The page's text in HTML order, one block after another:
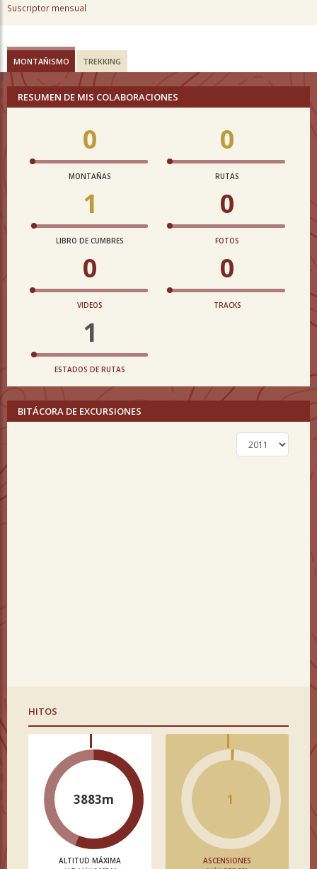
Suscriptor mensual
MONTAÑISMO TREKKING
RESUMEN DE MIS COLABORACIONES
0
MONTAÑAS
0
RUTAS
1
LIBRO DE CUMBRES
0
FOTOS
0
VIDEOS
0
TRACKS
1
ESTADOS DE RUTAS
BITÁCORA DE EXCURSIONES
HITOS
3883m
ALTITUD MÁXIMA
1
ASCENSIONES